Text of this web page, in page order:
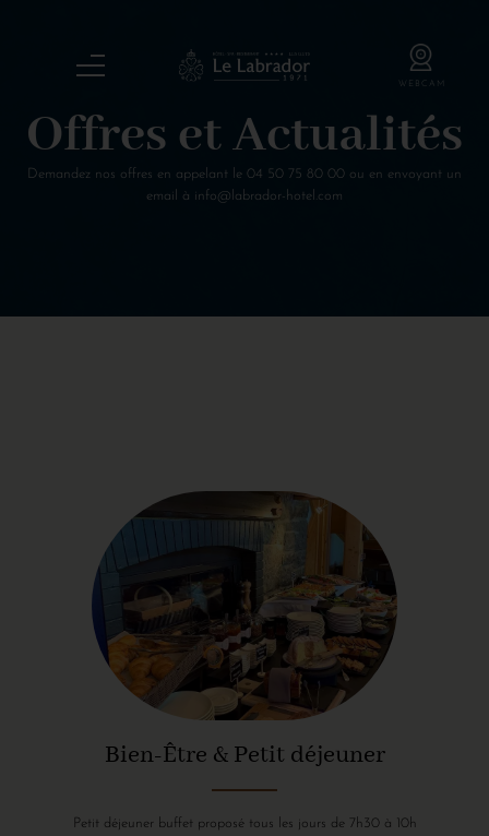
Offres et Actualités
Demandez nos offres en appelant le 04 50 75 80 00 ou en envoyant un
email à info@labrador-hotel.com
Bien-Être & Petit déjeuner
Petit déjeuner buffet proposé tous les jours de 7h30 à 10h